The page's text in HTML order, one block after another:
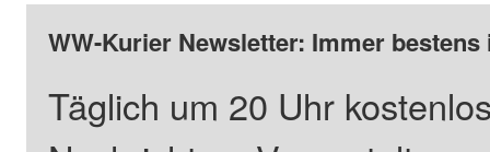
WW-Kurier Newsletter: Immer
Täglich um 20 Uhr